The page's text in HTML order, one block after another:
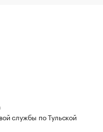
службы по Тульской